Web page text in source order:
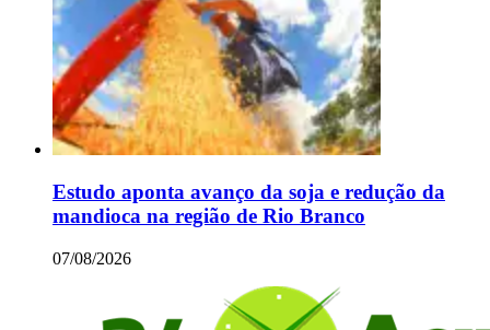
Estudo aponta avanço da soja e redução da
mandioca na região de Rio Branco
07/08/2026